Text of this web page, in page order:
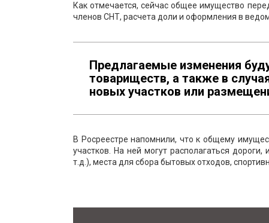
Как отмечается, сейчас общее имущество
членов СНТ, расчета доли и оформления в
Предлагаемые изменения
товариществ, а также в
новых участков или
В Росреестре напомнили, что к общему
участков. На ней могут располагаться
т.д.), места для сбора бытовых отходов,